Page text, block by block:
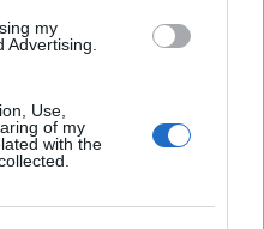
my
Advertising.
Use,
of my
with the
σε λιγότερη
διοικητικού κόστους